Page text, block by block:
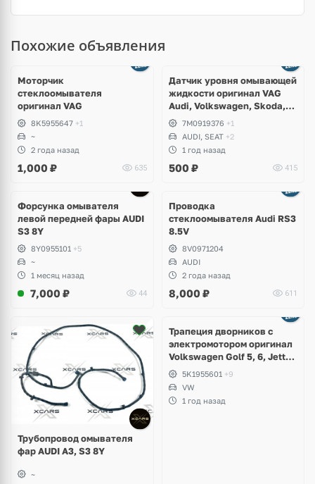
Похожие объявления
Моторчик
стеклоомывателя
оригинал VAG
8K5955647 +1
~
2 года назад
1,000 ₽ 635
Датчик уровня омывающей
жидкости оригинал VAG
Audi, Volkswagen, Skoda,
Seat, Bentley, Lamborghini
7M0919376 +1
AUDI, SEAT +2
1 год назад
500 ₽ 415
Форсунка омывателя
левой передней фары AUDI
S3 8Y
8Y0955101 +5
~
1 месяц назад
7,000 ₽ 44
Проводка
стеклоомывателя Audi RS3
8.5V
8V0971204
AUDI
2 года назад
8,000 ₽ 611
Трубопровод омывателя
фар AUDI A3, S3 8Y
~
1 фото
Трапеция дворников с
электромотором оригинал
Volkswagen Golf 5, 6, Jetta,
Scirocco, Eos
5K1955601 +9
VW
1 год назад